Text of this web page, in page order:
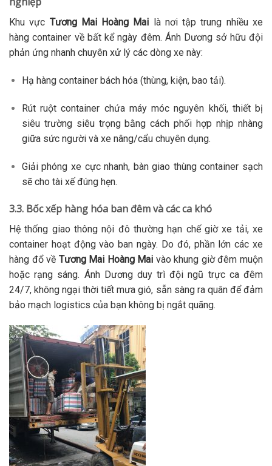
Khu vực Tương Mai Hoàng Mai là nơi tập trung nhiều xe
hàng container về bất kể ngày đêm. Ánh Dương sở hữu đội
phản ứng nhanh chuyên xử lý các dòng xe này:
Hạ hàng container bách hóa (thùng, kiện, bao tải).
Rút ruột container chứa máy móc nguyên khối, thiết bị
siêu trường siêu trọng bằng cách phối hợp nhịp nhàng
giữa sức người và xe nâng/cẩu chuyên dụng.
Giải phóng xe cực nhanh, bàn giao thùng container sạch
sẽ cho tài xế đúng hẹn.
3.3. Bốc xếp hàng hóa ban đêm và các ca khó
Hệ thống giao thông nội đô thường hạn chế giờ xe tải, xe
container hoạt động vào ban ngày. Do đó, phần lớn các xe
hàng đổ về Tương Mai Hoàng Mai vào khung giờ đêm muộn
hoặc rạng sáng. Ánh Dương duy trì đội ngũ trực ca đêm
24/7, không ngại thời tiết mưa gió, sẵn sàng ra quân để đảm
bảo mạch logistics của bạn không bị ngắt quãng.